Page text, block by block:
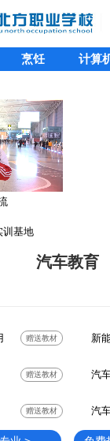
烹饪 计算
训基地
汽车教育
赠送教材 新
赠送教材 汽
赠送教材 汽